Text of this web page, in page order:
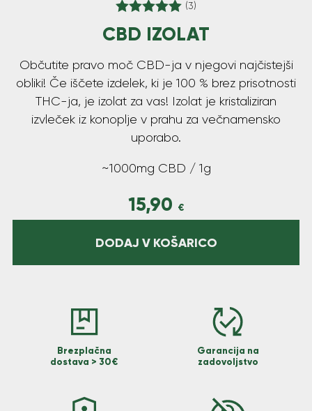
Ocenjeno
5.00 od 5
(3)
CBD IZOLAT
Občutite pravo moč CBD-ja v njegovi najčistejši
obliki! Če iščete izdelek, ki je 100 % brez prisotnosti
THC-ja, je izolat za vas! Izolat je kristaliziran
izvleček iz konoplje v prahu za večnamensko
uporabo.
~1000mg CBD / 1g
15,90 €
DODAJ V KOŠARICO
Brezplačna
dostava > 30€
Garancija na
zadovoljstvo